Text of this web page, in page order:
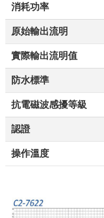
消耗功率
原始輸出流明
實際輸出流明值
防水標準
抗電磁波感擾等級
認證
操作溫度